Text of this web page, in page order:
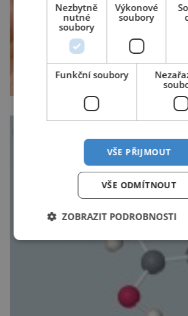
Nezbytně
nutné
soubory
Výkonové
soubory
Funkční soubory
VŠE PŘIJMOUT
VŠE ODMÍTNOUT
ZOBRAZIT PODROBNOSTI